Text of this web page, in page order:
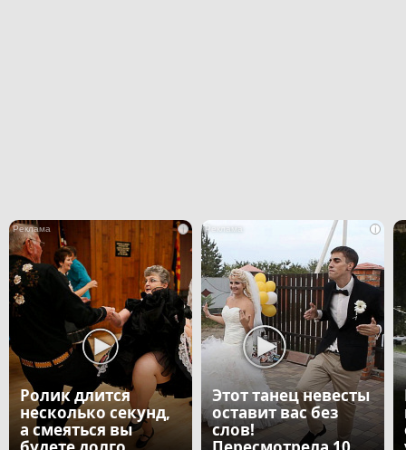
i
Ролик длится
несколько секунд,
а смеяться вы
i
Этот танец невесты
оставит вас без
слов!